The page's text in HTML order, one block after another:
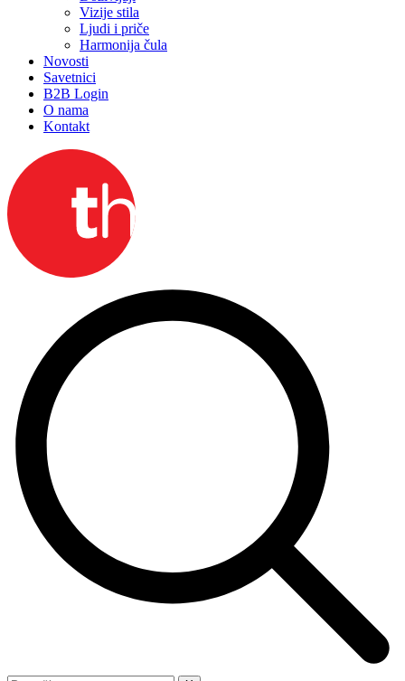
Vizije stila
Ljudi i priče
Harmonija čula
Novosti
Savetnici
B2B Login
O nama
Kontakt